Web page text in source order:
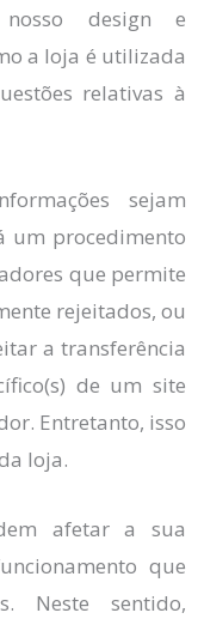
design e
a loja é utilizada
relativas à
sejam
um procedimento
que permite
rejeitados, ou
a transferência
de um site
Entretanto, isso
loja.
afetar a sua
que
Neste sentido,